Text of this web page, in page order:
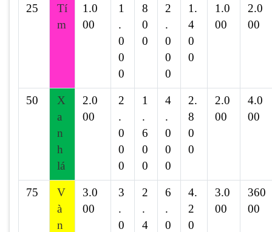
25
Tí
m
1.0
00
1
.
0
0
0
8
0
0
2
.
0
0
0
1.
4
0
0
1.0
00
2.0
00
50
X
a
n
h
lá
2.0
00
2
.
0
0
0
1
.
6
0
0
4
.
0
0
0
2.
8
0
0
2.0
00
4.0
00
75
V
à
n
3.0
00
3
.
0
2
.
4
6
.
0
4.
2
0
3.0
00
360
00